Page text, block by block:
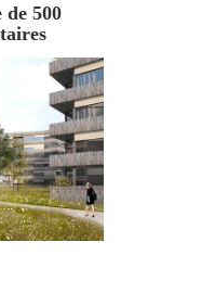
de 500